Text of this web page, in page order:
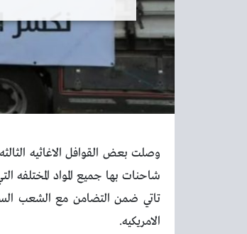
وصلت بعض القوافل الاغاثيه
شاحنات بها جميع المواد المختلفه
تاتي ضمن التضامن مع الشعب
الامريكيه.